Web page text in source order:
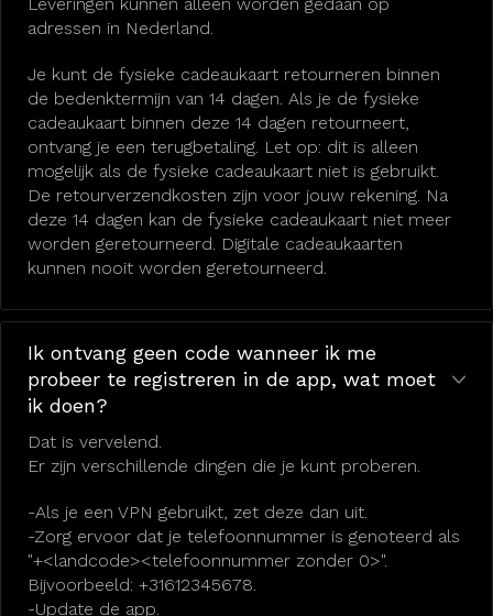
adressen in Nederland.
Je kunt de fysieke cadeaukaart retourneren binnen
de bedenktermijn van 14 dagen. Als je de fysieke
cadeaukaart binnen deze 14 dagen retourneert,
ontvang je een terugbetaling. Let op: dit is alleen
mogelijk als de fysieke cadeaukaart niet is gebruikt.
De retourverzendkosten zijn voor jouw rekening. Na
deze 14 dagen kan de fysieke cadeaukaart niet meer
worden geretourneerd. Digitale cadeaukaarten
kunnen nooit worden geretourneerd.
Ik ontvang geen code wanneer ik me
probeer te registreren in de app, wat moet
ik doen?
Dat is vervelend.
Er zijn verschillende dingen die je kunt proberen.
-Als je een VPN gebruikt, zet deze dan uit.
-Zorg ervoor dat je telefoonnummer is genoteerd als
"+<landcode><telefoonnummer zonder 0>".
Bijvoorbeeld: +31612345678.
-Update de app.